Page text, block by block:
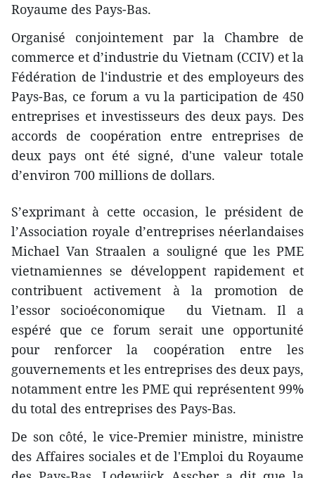
Royaume des Pays-Bas.
Organisé conjointement par la Chambre de
commerce et d’industrie du Vietnam (CCIV) et la
Fédération de l'industrie et des employeurs des
Pays-Bas, ce forum a ​vu la participation de 450
entreprises et investisseurs des deux pays. Des
accords de coopération entre entreprises de
deux pays ont été signé, d'une valeur totale
d’environ 700 millions de dollars.
S’exprimant à cette occasion, le président de
l’Association royale d’entreprises néerlandaises
Michael Van Straalen a souligné que les PME
vietnamiennes se développent rapidement et
contribuent activement à la promotion de
l’essor socioéconomique du Vietnam. Il a
espéré que ce forum serait une opportunité
pour renforcer la coopération entre les
gouvernements et les entreprises des deux pays,
notamment entre les PME qui représentent 99%
du total des entreprises des Pays-Bas.
De son côté, le vice-Premier ministre, ministre
des Affaires sociales et de l'Emploi du Royaume